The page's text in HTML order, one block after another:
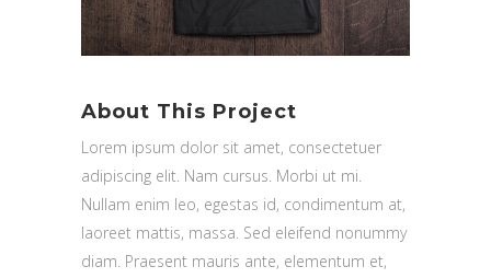
About This Project
Lorem ipsum dolor sit amet, consectetuer
adipiscing elit. Nam cursus. Morbi ut mi.
Nullam enim leo, egestas id, condimentum at,
laoreet mattis, massa. Sed eleifend nonummy
diam. Praesent mauris ante, elementum et,